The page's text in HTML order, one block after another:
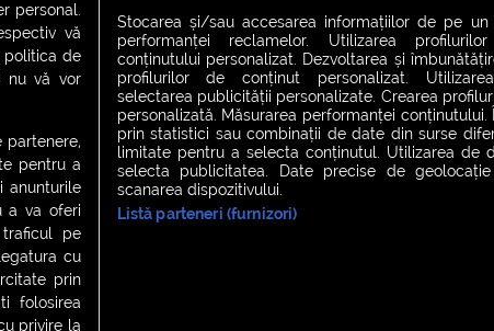
NIGHT FEVER
LIVE FEVER CONCERT
| Contact
personal.
vă
politica de
nu vă vor
partenere,
pentru a
anunturile
a va oferi
pe
cu
prin
folosirea
privire la
Stocarea și/sau accesarea informațiilor de pe un
performanței reclamelor. Utilizarea
conținutului personalizat. Dezvoltarea și
profilurilor de conținut personalizat.
selectarea publicității personalizate. Crearea
personalizată. Măsurarea performanței
prin statistici sau combinații de date din surse
limitate pentru a selecta conținutul. Utilizarea de
selecta publicitatea. Date precise de
scanarea dispozitivului.
Listă parteneri (furnizori)